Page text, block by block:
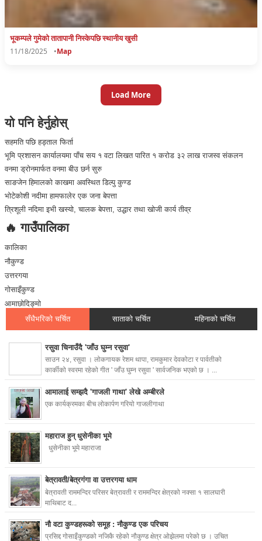
भूकम्पले गुमेकाे तातापानी निस्केपछि स्थानीय खुसी
11/18/2025 •Map
Load More
यो पनि हेर्नुहोस्
सहमति पछि हड्ताल फिर्ता
भूमि प्रशासन कार्यालयमा पाँच सय १ वटा लिखत पारित १ करोड ३२ लाख राजस्व संकलन
वनमा ड्रोनमार्फत वनमा बीउ छर्न सुरु
साङजेन हिमालको काखमा अवस्थित डिल्पु कुण्ड
भोटेकोशी नदीमा हामफालेर एक जना बेपत्ता
त्रिशूली नदिमा इभी खस्यो, चालक बेपत्ता, उद्धार तथा खोजी कार्य तीव्र
🔥 गाउँपालिका
कालिका
नौकुण्ड
उत्तरगया
गोसाइँकुण्ड
आमाछोदिङ्मो
सँधैभरिको चर्चित
साताको चर्चित महिनाको चर्चित
रसुवा चिनाउँदै 'जाँउ घुम्न रसुवा'
साउन २४, रसुवा । लोकगायक रेशम थापा, रामकुमार देवकोटा र पार्वतीको
कार्कीको स्वरमा रहेको गीत ' जाँउ घुम्न रसुवा ' सार्वजनिक भएको छ । ...
आमालाई सम्झदै 'गाजली गाथा' लेखे अम्बीरले
एक कार्यक्रमका बीच लोकार्पण गरियो गाजलीगाथा
महाराज हुन् धुसेनीका भूमे
धुसेनीका भूमे महाराजा
बेत्रावती/बेत्रगंगा वा उत्तरगया धाम
बेत्रावती राममन्दिर परिसर बेत्रावती र राममन्दिर क्षेत्रको नक्सा १ सालघारी
माथिबाट द...
नौ वटा कुण्डहरूको समूह : नौकुण्ड एक परिचय
प्रसिद्द गोसाइँकुण्डको नजिकै रहेको नौकुण्ड क्षेत्र ओझेलमा परेको छ । उचित